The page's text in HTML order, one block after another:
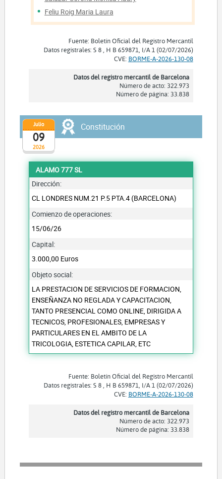
Feliu Roig Maria Laura
Fuente: Boletín Oficial del Registro Mercantil
Datos registrales: S 8 , H B 659871, I/A 1 (02/07/2026)
CVE: BORME-A-2026-130-08
Datos del registro mercantil de Barcelona
Número de acto: 322.973
Número de página: 33.838
2026
Julio
09
Constitución
ALAMO 777 SL
Dirección:
CL LONDRES NUM.21 P.5 PTA.4 (BARCELONA)
Comienzo de operaciones:
15/06/26
Capital:
3.000,00 Euros
Objeto social:
LA PRESTACION DE SERVICIOS DE FORMACION,
ENSEÑANZA NO REGLADA Y CAPACITACION,
TANTO PRESENCIAL COMO ONLINE, DIRIGIDA A
TECNICOS, PROFESIONALES, EMPRESAS Y
PARTICULARES EN EL AMBITO DE LA
TRICOLOGIA, ESTETICA CAPILAR, ETC
Fuente: Boletín Oficial del Registro Mercantil
Datos registrales: S 8 , H B 659871, I/A 1 (02/07/2026)
CVE: BORME-A-2026-130-08
Datos del registro mercantil de Barcelona
Número de acto: 322.973
Número de página: 33.838